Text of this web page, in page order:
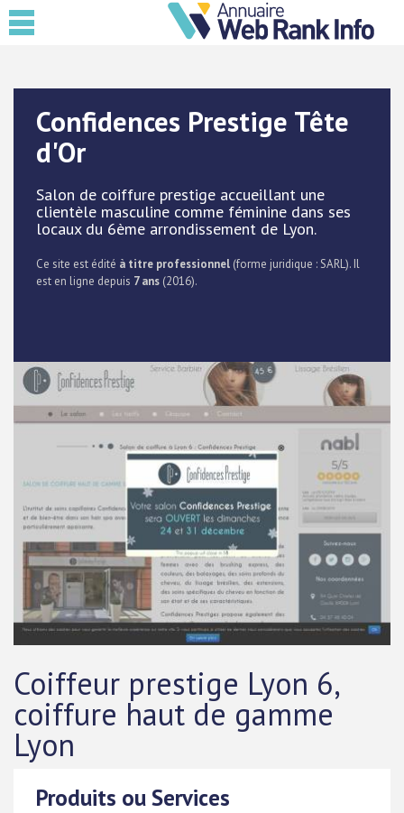
Confidences Prestige Tête
d'Or
Salon de coiffure prestige accueillant une
clientèle masculine comme féminine dans ses
locaux du 6ème arrondissement de Lyon.
Ce site est édité à titre professionnel (forme juridique : SARL). Il
est en ligne depuis 7 ans (2016).
Coiffeur prestige Lyon 6,
coiffure haut de gamme
Lyon
Produits ou Services